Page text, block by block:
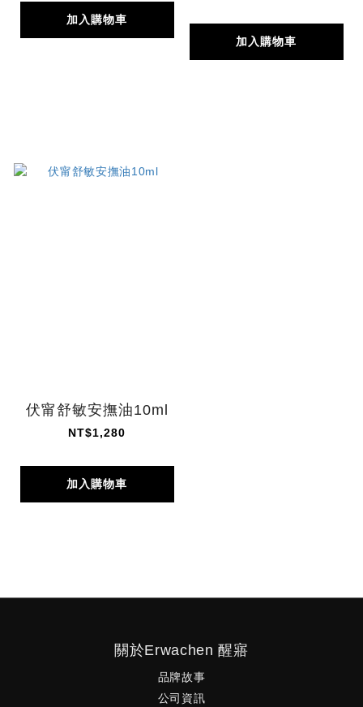
加入購物車
加入購物車
伏甯舒敏安撫油10ml
NT$1,280
加入購物車
關於Erwachen 醒寤
品牌故事
公司資訊